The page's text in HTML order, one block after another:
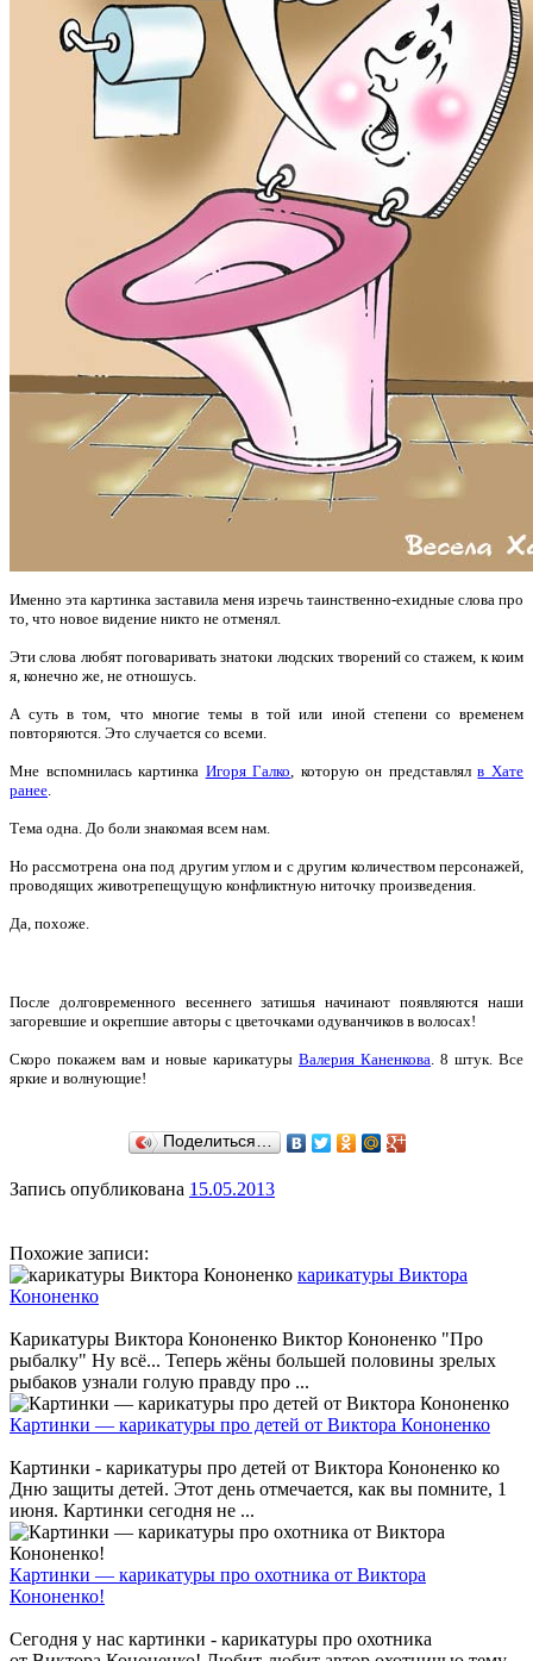
Именно эта картинка заставила меня изречь таинственно-ехидные слова про
то, что новое видение никто не отменял.
Эти слова любят поговаривать знатоки людских творений со стажем, к коим
я, конечно же, не отношусь.
А суть в том, что многие темы в той или иной степени со временем
повторяются. Это случается со всеми.
Мне вспомнилась картинка Игоря Галко, которую он представлялв Хате
ранее.
Тема одна. До боли знакомая всем нам.
Но рассмотрена она под другим углом и с другим количеством персонажей,
проводящих животрепещущую конфликтную ниточку произведения.
Да, похоже.
После долговременного весеннего затишья начинают появляются наши
загоревшие и окрепшие авторы с цветочками одуванчиков в волосах!
Скоро покажем вам и новые карикатуры Валерия Каненкова. 8 штук. Все
яркие и волнующие!
Поделиться…
Запись опубликована 15.05.2013
Похожие записи:
карикатуры Виктора
Кононенко
Карикатуры Виктора Кононенко Виктор Кононенко "Про
рыбалку" Ну всё... Теперь жёны большей половины зрелых
рыбаков узнали голую правду про ...
Картинки — карикатуры про детей от Виктора Кононенко
Картинки - карикатуры про детей от Виктора Кононенко ко
Дню защиты детей. Этот день отмечается, как вы помните, 1
июня. Картинки сегодня не ...
Картинки — карикатуры про охотника от Виктора
Кононенко!
Сегодня у нас картинки - карикатуры про охотника